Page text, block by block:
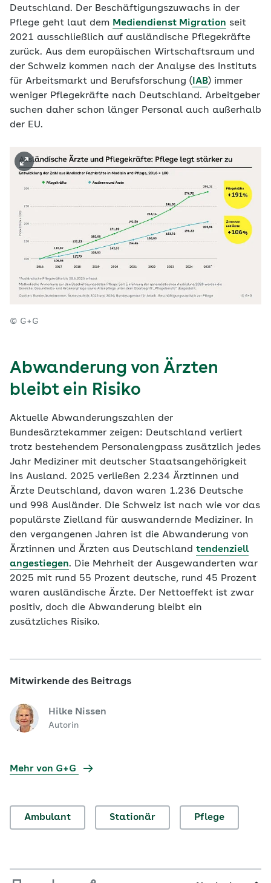
Deutschland. Der Beschäftigungszuwachs in der
Pflege geht laut dem Mediendienst Migration seit
2021 ausschließlich auf ausländische Pflegekräfte
zurück. Aus dem europäischen Wirtschaftsraum und
der Schweiz kommen nach der Analyse des Instituts
für Arbeitsmarkt und Berufsforschung ( IAB) immer
weniger Pflegekräfte nach Deutschland. Arbeitgeber
suchen daher schon länger Personal auch außerhalb
der EU.
© G+G
Abwanderung von Ärzten
bleibt ein Risiko
Aktuelle Abwanderungszahlen der
Bundesärztekammer zeigen: Deutschland verliert
trotz bestehendem Personalengpass zusätzlich jedes
Jahr Mediziner mit deutscher Staatsangehörigkeit
ins Ausland. 2025 verließen 2.234 Ärztinnen und
Ärzte Deutschland, davon waren 1.236 Deutsche
und 998 Ausländer. Die Schweiz ist nach wie vor das
populärste Zielland für auswandernde Mediziner. In
den vergangenen Jahren ist die Abwanderung von
Ärztinnen und Ärzten aus Deutschland tendenziell
angestiegen. Die Mehrheit der Ausgewanderten war
2025 mit rund 55 Prozent deutsche, rund 45 Prozent
waren ausländische Ärzte. Der Nettoeffekt ist zwar
positiv, doch die Abwanderung bleibt ein
zusätzliches Risiko.
Mitwirkende des Beitrags
Hilke Nissen
Autorin
Mehr von G+G
Ambulant Stationär Pflege